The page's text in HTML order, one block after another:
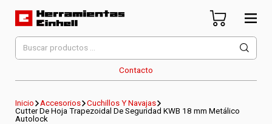
Herramientas Einhell
Distribuidor Oficial
Contacto
Buscar
por:
Inicio Accesorios
Cuchillos Y Navajas
Cutter De Hoja Trapezoidal De Seguridad KWB 18 mm Metálico
Autolock